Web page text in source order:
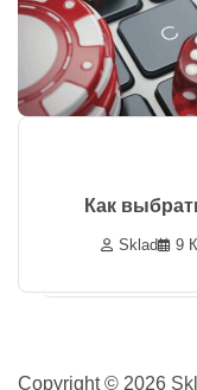
Как
Sklad 9
Copyright © 2026